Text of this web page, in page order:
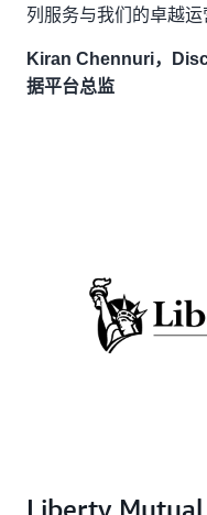
列服务与我们的卓越
Kiran Chennuri，
据平台总监
Liberty Mutual